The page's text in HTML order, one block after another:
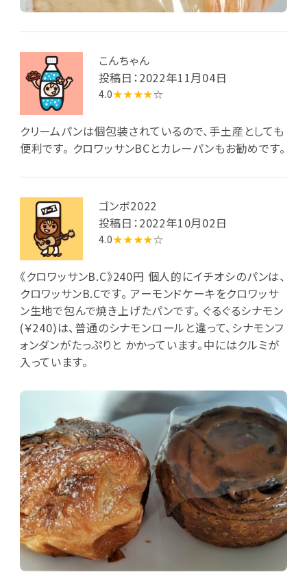
こんちゃん
投稿日：2022年11月04日
4.0★★★★☆
クリームパンは個包装されているので、手土産としても
便利です。 クロワッサンBCとカレーパンもお勧めです。
ゴンボ2022
投稿日：2022年10月02日
4.0★★★★☆
《クロワッサンB.C》240円 個人的にイチオシのパンは、
クロワッサンB.Cです。 アーモンドケーキをクロワッサ
ン生地で包んで焼き上げたパンです。 ぐるぐるシナモン
(￥240)は、普通のシナモンロールと違って、シナモンフ
ォンダンがたっぷりと かかっています。中にはクルミが
入っています。